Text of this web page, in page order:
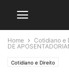
Home Cotidiano e
DE
Cotidiano e Direito